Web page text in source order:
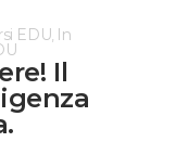
EDU In
Il